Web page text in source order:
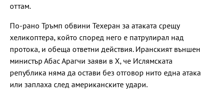
оттам.
По-рано Тръмп обвини Техеран за атаката срещу
хеликоптера, който според него е патрулирал над
протока, и обеща ответни действия. Иранският външен
министър Абас Арагчи заяви в X, че Ислямската
република няма да остави без отговор нито една атака
или заплаха след американските удари.